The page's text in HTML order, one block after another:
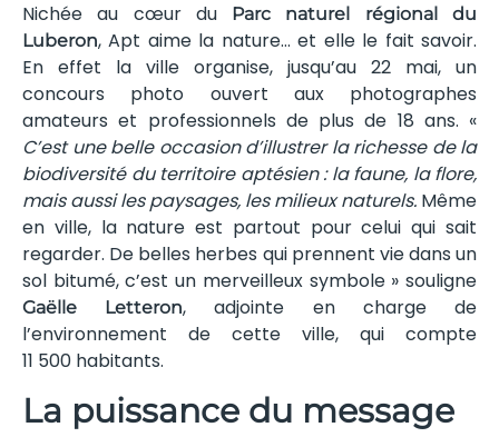
Nichée au cœur du
Parc naturel régional du
Luberon, Apt aime la nature… et elle le fait savoir.
En effet la ville organise, jusqu’au 22 mai, un
concours photo ouvert aux photographes
amateurs et professionnels de plus de 18 ans. «
C’est une belle occasion d’illustrer la richesse de la
biodiversité du territoire aptésien : la faune, la flore,
mais aussi les paysages, les milieux naturels. Même
en ville, la nature est partout pour celui qui sait
regarder. De belles herbes qui prennent vie dans un
sol bitumé, c’est un merveilleux symbole » souligne
Gaëlle Letteron, adjointe en charge de
l’environnement de cette ville, qui compte
11 500 habitants.
La puissance du message